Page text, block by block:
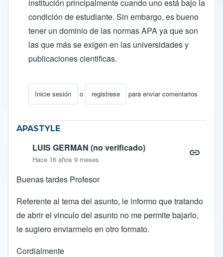
institución principalmente cuando uno está bajo la
condición de estudiante. Sin embargo, es bueno
tener un dominio de las normas APA ya que son
las que más se exigen en las universidades y
publicaciones cientificas.
Inicie sesión o registrese para enviar comentarios
En respuesta a referencias bibliograficasporena
APASTYLE
LUIS GERMAN (no verificado)
Hace 16 años 9 meses
Buenas tardes Profesor
Referente al tema del asunto, le informo que tratando
de abrir el vinculo del asunto no me permite bajarlo,
le sugiero enviarmelo en otro formato.
Cordialmente